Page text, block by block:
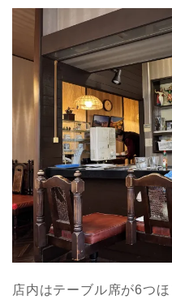
店内はテーブル席が6つ